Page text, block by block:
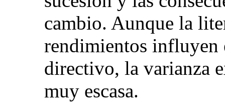
cambio. Aunque la
rendimientos influyen
directivo, la varianza
muy escasa.